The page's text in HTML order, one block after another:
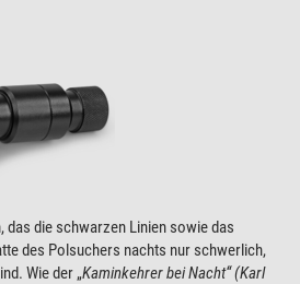
das die schwarzen Linien sowie das
des Polsuchers nachts nur schwerlich,
Wie der „Kaminkehrer bei Nacht“ (Karl